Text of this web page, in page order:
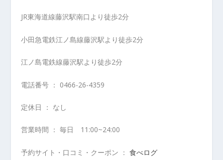
JR東海道線藤沢駅南口より徒歩2分
小田急電鉄江ノ島線藤沢駅より徒歩2分
江ノ島電鉄線藤沢駅より徒歩2分
電話番号 ： 0466-26-4359
定休日 ： なし
営業時間 ： 毎日 11:00~24:00
予約サイト・口コミ・クーポン ： 食べログ